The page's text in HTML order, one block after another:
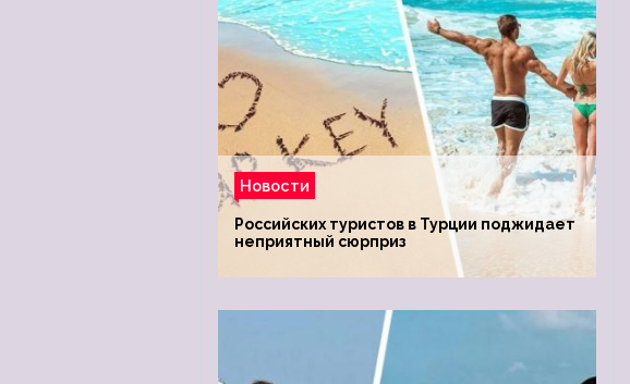
Новости
Российских туристов в Турции поджидает
неприятный сюрприз